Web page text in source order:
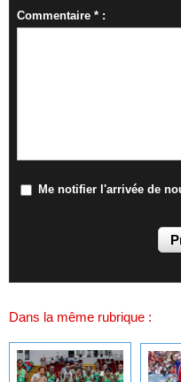
Commentaire * :
Me notifier l'arrivée de
Dans la même rubrique :